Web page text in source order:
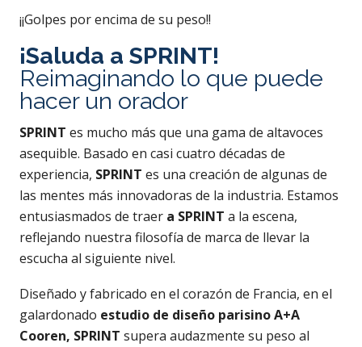
¡¡Golpes por encima de su peso!!
¡Saluda a SPRINT!
Reimaginando lo que puede
hacer un orador
SPRINT es mucho más que una gama de altavoces
asequible. Basado en casi cuatro décadas de
experiencia, SPRINT es una creación de algunas de
las mentes más innovadoras de la industria. Estamos
entusiasmados de traer a SPRINT a la escena,
reflejando nuestra filosofía de marca de llevar la
escucha al siguiente nivel.
Diseñado y fabricado en el corazón de Francia, en el
galardonado estudio de diseño parisino A+A
Cooren, SPRINT supera audazmente su peso al